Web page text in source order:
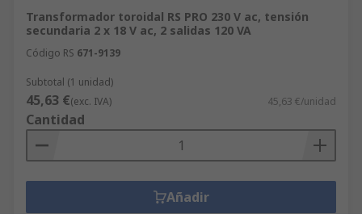
Transformador toroidal RS PRO 230 V ac, tensión
secundaria 2 x 18 V ac, 2 salidas 120 VA
Código RS 671-9139
Subtotal (1 unidad)
45,63 €(exc. IVA) 45,63 €/unidad
Cantidad
Añadir